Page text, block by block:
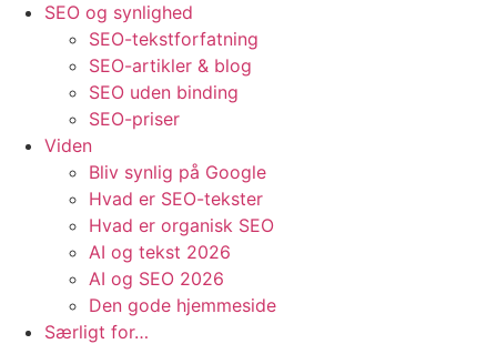
SEO og synlighed
SEO-tekstforfatning
SEO-artikler & blog
SEO uden binding
SEO-priser
Viden
Bliv synlig på Google
Hvad er SEO-tekster
Hvad er organisk SEO
AI og tekst 2026
AI og SEO 2026
Den gode hjemmeside
Særligt for…